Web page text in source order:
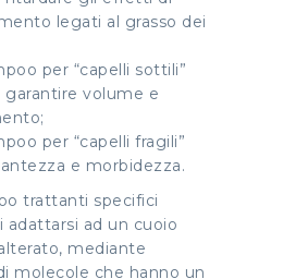
legati al grasso dei
per “capelli sottili”
volume e
per “capelli fragili”
e morbidezza.
trattanti specifici
adattarsi ad un cuoio
mediante
molecole che hanno un